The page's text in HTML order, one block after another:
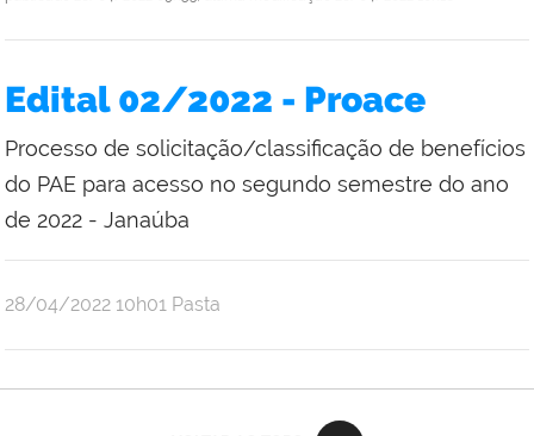
Edital 02/2022 - Proace
Processo de solicitação/classificação de benefícios
do PAE para acesso no segundo semestre do ano
de 2022 - Janaúba
publicado
28/04/2022 10h01 Pasta